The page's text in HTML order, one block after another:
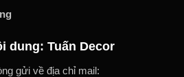
dung: Tuấn Decor
gửi về địa chỉ mail: